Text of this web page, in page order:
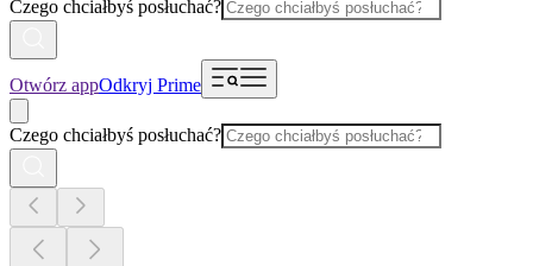
Czego chciałbyś posłuchać?
Otwórz appOdkryj Prime
Czego chciałbyś posłuchać?